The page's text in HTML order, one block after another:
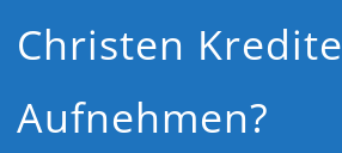
Christen Kredite
Aufnehmen?